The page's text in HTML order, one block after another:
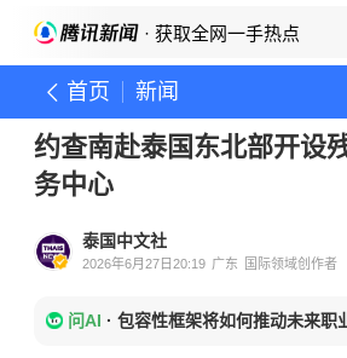
· 获取全网一手热点
首页 新闻
约查南赴泰国东北部开设
务中心
泰国中文社
2026年6月27日20:19 广东 国际领域创作者
问AI · 包容性框架将如何推动未来职